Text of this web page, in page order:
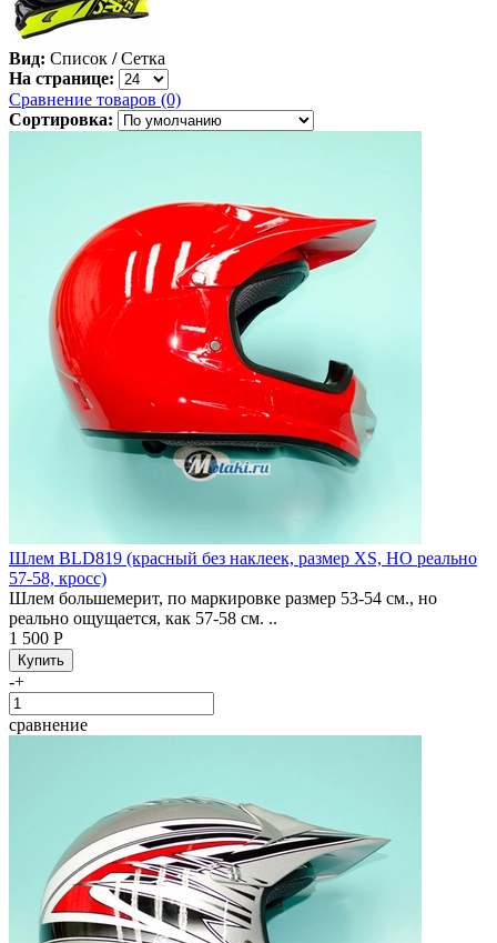
Вид: Список / Сетка
На странице:
Сравнение товаров (0)
Сортировка:
Шлем BLD819 (красный без наклеек, размер XS, НО реально
57-58, кросс)
Шлем большемерит, по маркировке размер 53-54 см., но
реально ощущается, как 57-58 см. ..
1 500 Р
-+
сравнение